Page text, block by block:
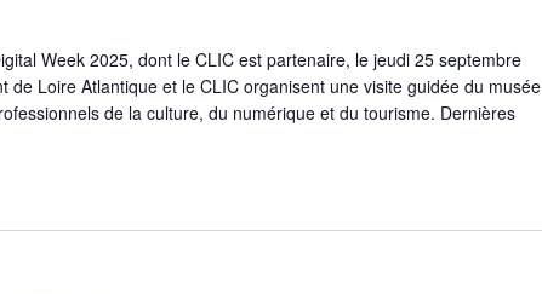
Week 2025, dont le CLIC est partenaire, le jeudi 25 septembre
de Loire Atlantique et le CLIC organisent une visite guidée du musée
de la culture, du numérique et du tourisme. Dernières